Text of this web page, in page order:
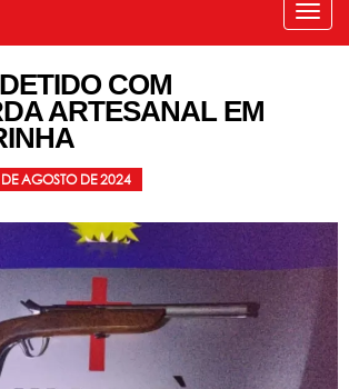
COM
ARTESANAL EM
AGOSTO DE 2024